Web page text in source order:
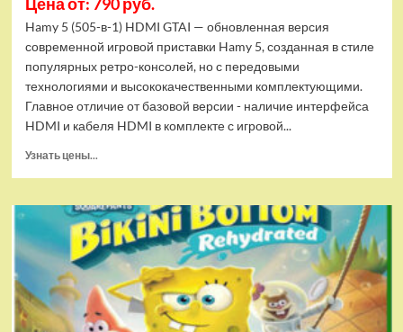
Hamy 5 (505-в-1) HDMI GTAI — обновленная версия
современной игровой приставки Hamy 5, созданная в стиле
популярных ретро-консолей, но с передовыми
технологиями и высококачественными комплектующими.
Главное отличие от базовой версии - наличие интерфейса
HDMI и кабеля HDMI в комплекте с игровой...
Узнать цены...
Игровая
приставка
Hamy
5
(505-
в-1)
HDMI
GTA